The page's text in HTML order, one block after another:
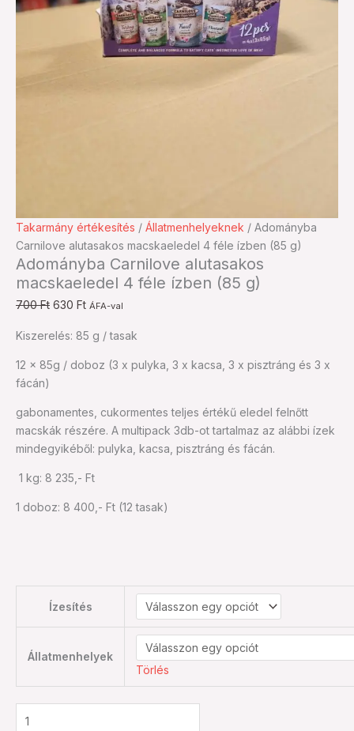
Takarmány értékesítés / Állatmenhelyeknek / Adományba
Carnilove alutasakos macskaeledel 4 féle ízben (85 g)
Adományba Carnilove alutasakos
macskaeledel 4 féle ízben (85 g)
700Ft
Original
price
was:
700 Ft.
630 Ft
Current
price
is:
630 Ft.
ÁFA-val
Kiszerelés: 85 g / tasak
12 x 85g / doboz (3 x pulyka, 3 x kacsa, 3 x pisztráng és 3 x
fácán)
gabonamentes, cukormentes teljes értékű eledel felnőtt
macskák részére. A multipack 3db-ot tartalmaz az alábbi ízek
mindegyikéből: pulyka, kacsa, pisztráng és fácán.
1 kg: 8 235,- Ft
1 doboz: 8 400,- Ft (12 tasak)
Ízesítés
Állatmenhelyek
Törlés
Adományba
Carnilove
alutasakos
macskaeledel
4
ízben
g)
mennyiség